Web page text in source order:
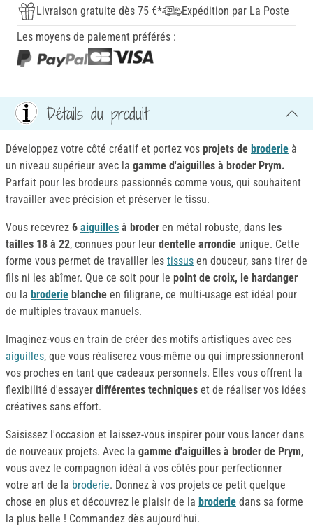
Livraison gratuite dès 75 €*
Expédition par La Poste
Les moyens de paiement préférés :
Détails du produit
Développez votre côté créatif et portez vos projets de broderie à
un niveau supérieur avec la gamme d'aiguilles à broder Prym.
Parfait pour les brodeurs passionnés comme vous, qui souhaitent
travailler avec précision et préserver le tissu.
Vous recevrez 6 aiguilles à broder en métal robuste, dans les
tailles 18 à 22, connues pour leur dentelle arrondie unique. Cette
forme vous permet de travailler les tissus en douceur, sans tirer de
fils ni les abîmer. Que ce soit pour le point de croix, le hardanger
ou la broderie blanche en filigrane, ce multi-usage est idéal pour
de multiples travaux manuels.
Imaginez-vous en train de créer des motifs artistiques avec ces
aiguilles, que vous réaliserez vous-même ou qui impressionneront
vos proches en tant que cadeaux personnels. Elles vous offrent la
flexibilité d'essayer différentes techniques et de réaliser vos idées
créatives sans effort.
Saisissez l'occasion et laissez-vous inspirer pour vous lancer dans
de nouveaux projets. Avec la gamme d'aiguilles à broder de Prym,
vous avez le compagnon idéal à vos côtés pour perfectionner
votre art de la broderie. Donnez à vos projets ce petit quelque
chose en plus et découvrez le plaisir de la broderie dans sa forme
la plus belle ! Commandez dès aujourd'hui.